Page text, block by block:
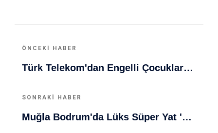
ÖNCEKI HABER
Türk Telekom'dan Engelli Çocuklara 5G Ile Eşsiz Eğitim Desteği
SONRAKI HABER
Muğla Bodrum'da Lüks Süper Yat 'Golden Odyssey' Demirledi